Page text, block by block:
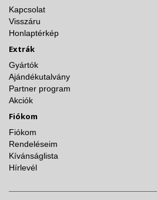
Kapcsolat
Visszáru
Honlaptérkép
Extrák
Gyártók
Ajándékutalvány
Partner program
Akciók
Fiókom
Fiókom
Rendeléseim
Kívánságlista
Hírlevél